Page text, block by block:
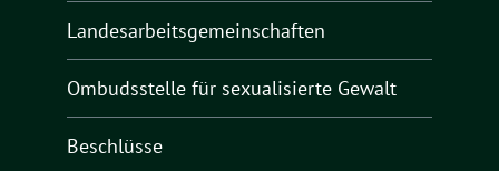
Landesarbeitsgemeinschaften
Ombudsstelle für sexualisierte Gewalt
Beschlüsse